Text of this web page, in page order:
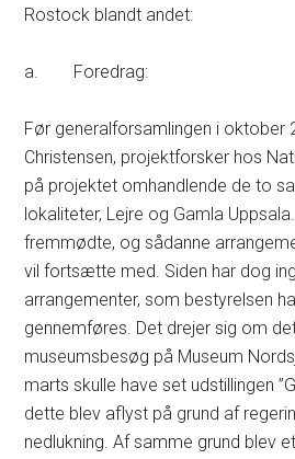
Rostock blandt andet:
a. Foredrag:
Før generalforsamlingen i oktober
Christensen, projektforsker hos
på projektet omhandlende de to
lokaliteter, Lejre og Gamla
fremmødte, og sådanne
vil fortsætte med. Siden har dog
arrangementer, som bestyrelsen
gennemføres. Det drejer sig om
museumsbesøg på Museum
marts skulle have set udstillingen
dette blev aflyst på grund af
nedlukning. Af samme grund blev